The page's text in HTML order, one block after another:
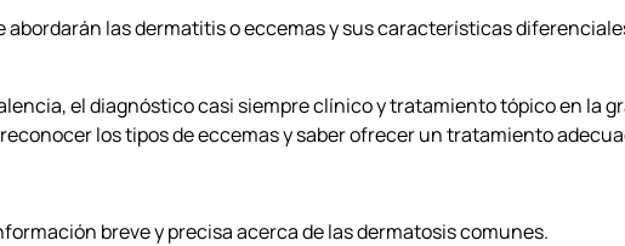
abordarán las dermatitis o eccemas y sus características
el diagnóstico casi siempre clínico y tratamiento tópico en la
los tipos de eccemas y saber ofrecer un tratamiento
breve y precisa acerca de las dermatosis comunes.